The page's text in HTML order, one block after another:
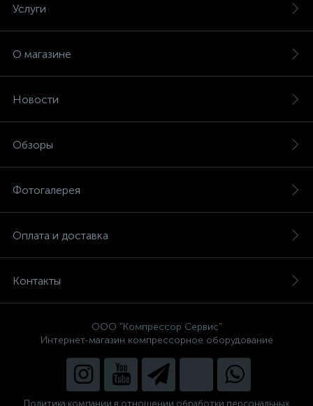
Услуги
О магазине
Новости
Обзоры
Фотогалерея
Оплата и доставка
Контакты
ООО "Компрессор Сервис"
Интернет-магазин компрессорное оборудование
Политика компании в отношении обработки персональных